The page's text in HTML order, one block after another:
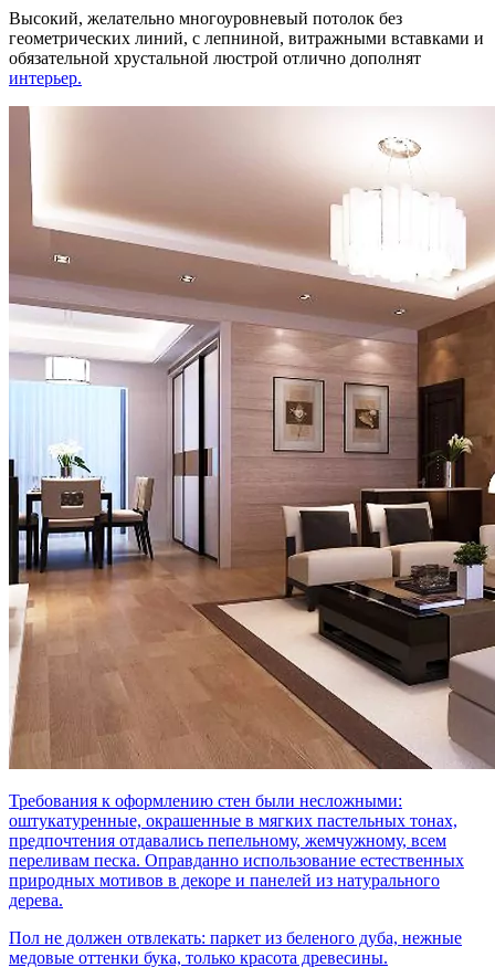
Высокий, желательно многоуровневый потолок без
геометрических линий, с лепниной, витражными вставками и
обязательной хрустальной люстрой отлично дополнят
интерьер.
Требования к оформлению стен были несложными:
оштукатуренные, окрашенные в мягких пастельных тонах,
предпочтения отдавались пепельному, жемчужному, всем
переливам песка. Оправданно использование естественных
природных мотивов в декоре и панелей из натурального
дерева.
Пол не должен отвлекать: паркет из беленого дуба, нежные
медовые оттенки бука, только красота древесины.